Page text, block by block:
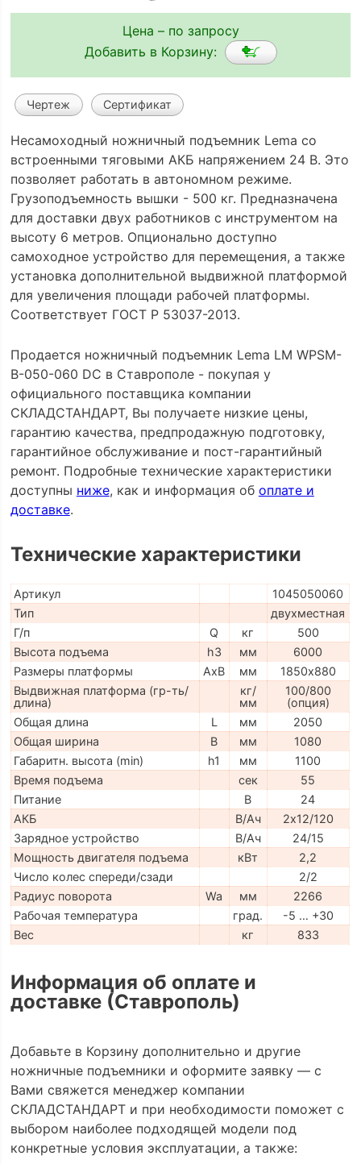
Цена – по запросу
Добавить в Корзину:
Чертеж Сертификат
Несамоходный ножничный подъемник Lema со
встроенными тяговыми АКБ напряжением 24 В. Это
позволяет работать в автономном режиме.
Грузоподъемность вышки - 500 кг. Предназначена
для доставки двух работников с инструментом на
высоту 6 метров. Опционально доступно
самоходное устройство для перемещения, а также
установка дополнительной выдвижной платформой
для увеличения площади рабочей платформы.
Соответствует ГОСТ Р 53037-2013.
Продается ножничный подъемник Lema LM WPSM-
B-050-060 DC в Ставрополе - покупая у
официального поставщика компании
СКЛАДСТАНДАРТ, Вы получаете низкие цены,
гарантию качества, предпродажную подготовку,
гарантийное обслуживание и пост-гарантийный
ремонт. Подробные технические характеристики
доступны ниже, как и информация об оплате и
доставке.
Технические характеристики
Артикул
1045050060
Тип
двухместная
Г/п
Q кг
500
Высота подъема
h3 мм
6000
Размеры платформы
AxB мм
1850х880
Выдвижная платформа (гр-ть/
длина)
кг/
мм
100/800
(опция)
Общая длина
L мм
2050
Общая ширина
B мм
1080
Габаритн. высота (min)
h1 мм
1100
Время подъема
сек
55
Питание
В
24
АКБ
В/Ач
2х12/120
Зарядное устройство
В/Ач
24/15
Мощность двигателя подъема
кВт
2,2
Число колес спереди/сзади
2/2
Радиус поворота
Wa мм
2266
Рабочая температура
град.
-5 … +30
Вес
кг 833
Информация об оплате и
доставке (Ставрополь)
Добавьте в Корзину дополнительно и другие
ножничные подъемники и оформите заявку — с
Вами свяжется менеджер компании
СКЛАДСТАНДАРТ и при необходимости поможет с
выбором наиболее подходящей модели под
конкретные условия эксплуатации, а также: